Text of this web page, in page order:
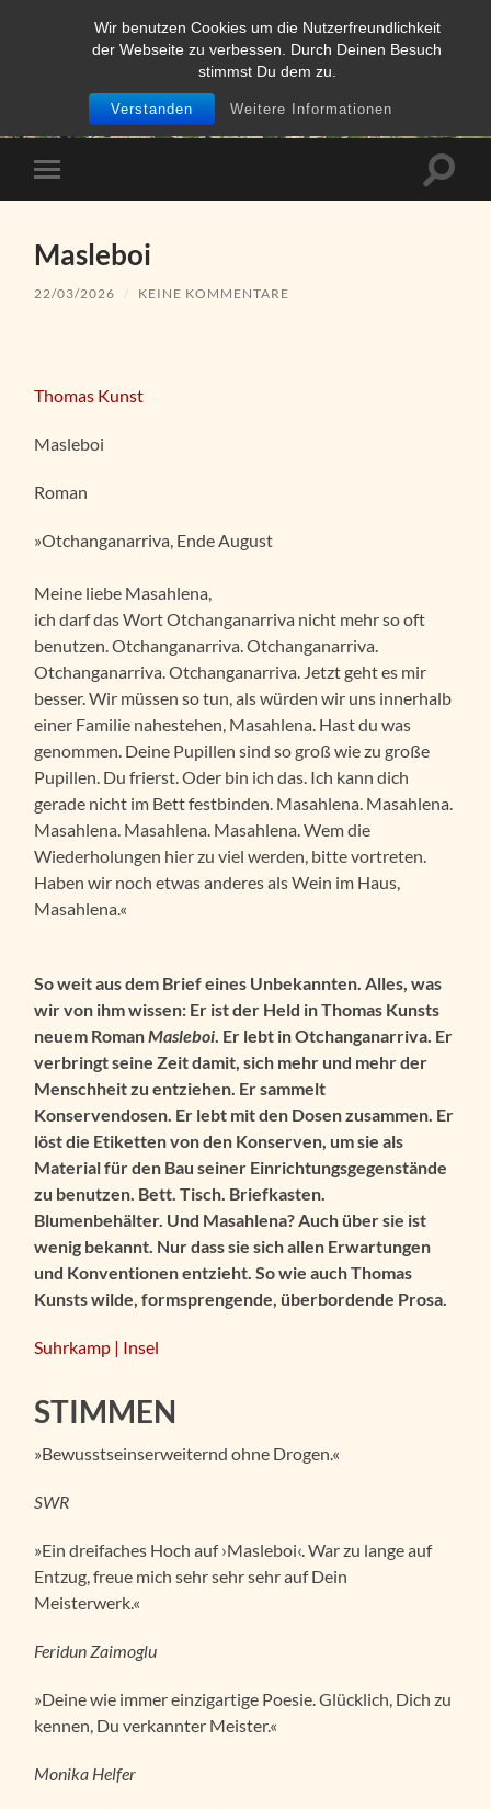
Wir benutzen Cookies um die Nutzerfreundlichkeit
der Webseite zu verbessen. Durch Deinen Besuch
stimmst Du dem zu.
Verstanden Weitere Informationen
THOMAS KUNST
Mobile-
Menü
Masleboi
22/03/2026 / KEINE KOMMENTARE
Thomas Kunst
Masleboi
Roman
»Otchanganarriva, Ende August
Meine liebe Masahlena,
ich darf das Wort Otchanganarriva nicht mehr so oft
benutzen. Otchanganarriva. Otchanganarriva.
Otchanganarriva. Otchanganarriva. Jetzt geht es mir
besser. Wir müssen so tun, als würden wir uns innerhalb
einer Familie nahestehen, Masahlena. Hast du was
genommen. Deine Pupillen sind so groß wie zu große
Pupillen. Du frierst. Oder bin ich das. Ich kann dich
gerade nicht im Bett festbinden. Masahlena. Masahlena.
Masahlena. Masahlena. Masahlena. Wem die
Wiederholungen hier zu viel werden, bitte vortreten.
Haben wir noch etwas anderes als Wein im Haus,
Masahlena.«
So weit aus dem Brief eines Unbekannten. Alles, was
wir von ihm wissen: Er ist der Held in Thomas Kunsts
neuem Roman Masleboi . Er lebt in Otchanganarriva. Er
verbringt seine Zeit damit, sich mehr und mehr der
Menschheit zu entziehen. Er sammelt
Konservendosen. Er lebt mit den Dosen zusammen. Er
löst die Etiketten von den Konserven, um sie als
Material für den Bau seiner Einrichtungsgegenstände
zu benutzen. Bett. Tisch. Briefkasten.
Blumenbehälter. Und Masahlena? Auch über sie ist
wenig bekannt. Nur dass sie sich allen Erwartungen
und Konventionen entzieht. So wie auch Thomas
Kunsts wilde, formsprengende, überbordende Prosa.
Suhrkamp | Insel
STIMMEN
»Bewusstseinserweiternd ohne Drogen.«
SWR
»Ein dreifaches Hoch auf ›Masleboi‹. War zu lange auf
Entzug, freue mich sehr sehr sehr auf Dein
Meisterwerk.«
Feridun Zaimoglu
»Deine wie immer einzigartige Poesie. Glücklich, Dich zu
kennen, Du verkannter Meister.«
Monika Helfer